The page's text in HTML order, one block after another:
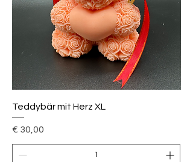
Teddybär mit Herz XL
Preis
€ 30,00